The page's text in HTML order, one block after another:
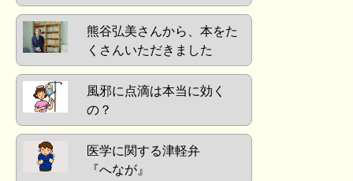
熊谷弘美さんから、本をた
くさんいただきました
風邪に点滴は本当に効く
の？
医学に関する津軽弁
『へなが』